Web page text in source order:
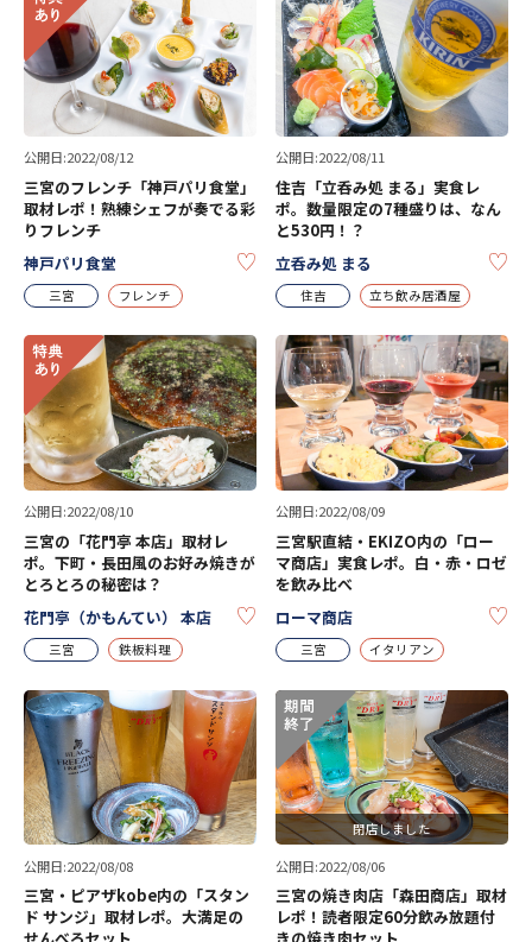
公開日:2022/08/12
三宮のフレンチ「神戸パリ食堂」
取材レポ！熟練シェフが奏でる彩
りフレンチ
神戸パリ食堂
KEEP
三宮 フレンチ
公開日:2022/08/11
住吉「立呑み処 まる」実食レ
ポ。数量限定の7種盛りは、なん
と530円！？
立呑み処 まる
住吉 立ち飲み居酒屋
公開日:2022/08/10
三宮の「花門亭 本店」取材レ
ポ。下町・長田風のお好み焼きが
とろとろの秘密は？
花門亭（かもんてい） 本店
KEEP
三宮 鉄板料理
公開日:2022/08/09
三宮駅直結・EKIZO内の「ロー
マ商店」実食レポ。白・赤・ロゼ
を飲み比べ
ローマ商店
三宮 イタリアン
公開日:2022/08/08
三宮・ピアザkobe内の「スタン
ド サンジ」取材レポ。大満足の
閉店しました
公開日:2022/08/06
三宮の焼き肉店「森田商店」取材
レポ！読者限定60分飲み放題付